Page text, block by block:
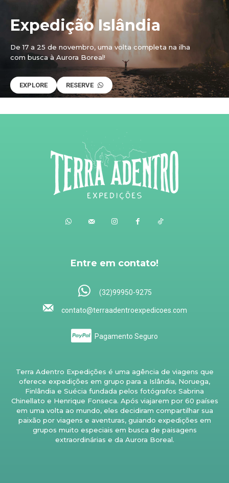
Expedição Islândia
De 17 a 25 de novembro, uma volta completa na ilha
com busca à Aurora Boreal!
EXPLORE RESERVE
Entre em contato!
(32)99950-9275
contato@terraadentroexpedicoes.com
Pagamento Seguro
Terra Adentro Expedições é uma agência de viagens que
oferece expedições em grupo para a Islândia, Noruega,
Finlândia e Suécia fundada pelos fotógrafos Sabrina
Chinellato e Henrique Fonseca. Após viajarem por 60 países
em uma volta ao mundo, eles decidiram compartilhar sua
paixão por viagens e aventuras, guiando expedições em
grupos muito especiais em busca de paisagens
extraordinárias e da Aurora Boreal.